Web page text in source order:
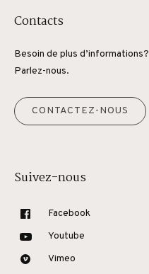
Contacts
Besoin de plus d’informations?
Parlez-nous.
CONTACTEZ-NOUS
Suivez-nous
Facebook
Youtube
Vimeo